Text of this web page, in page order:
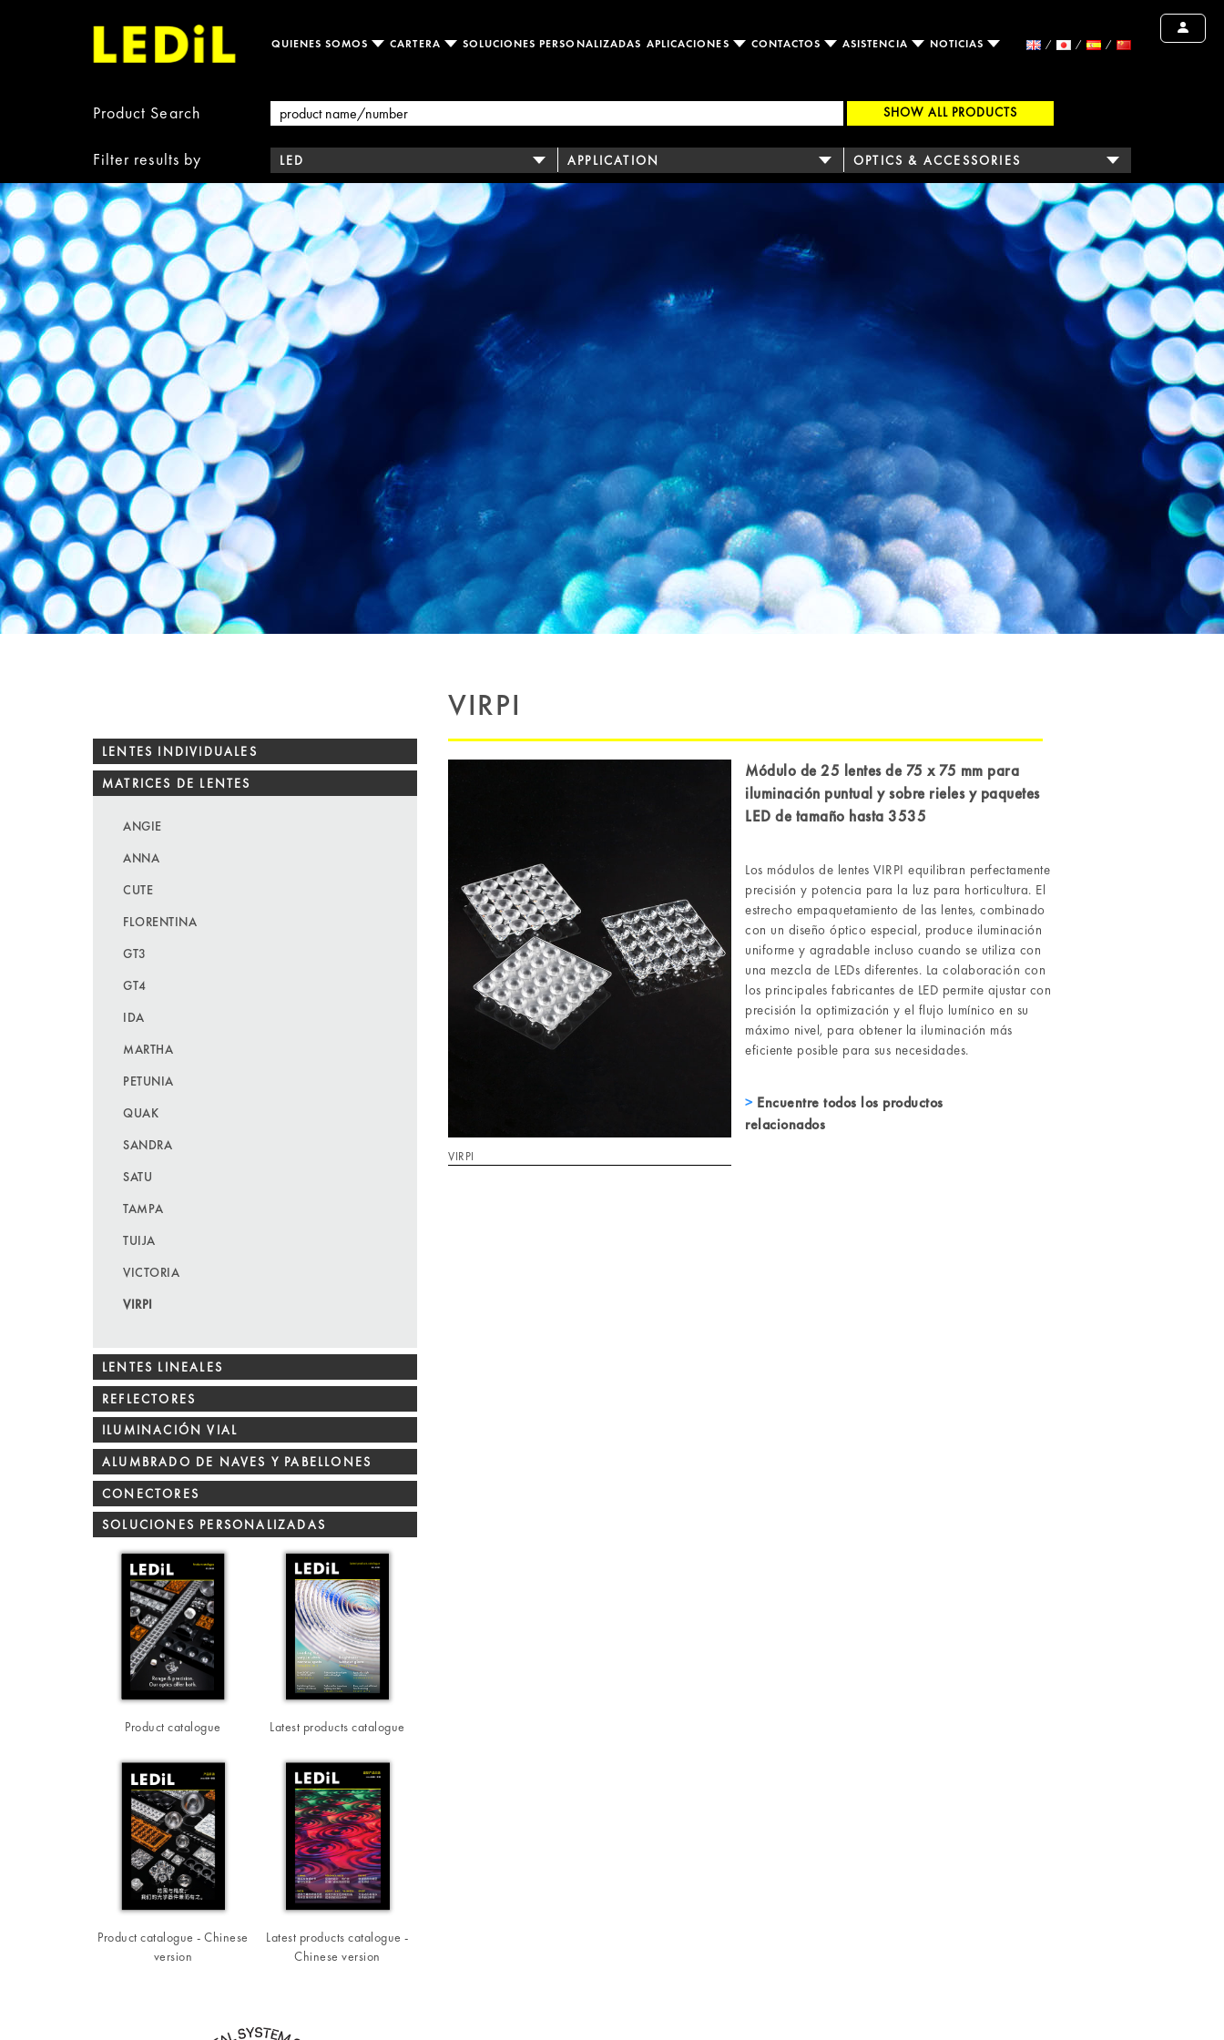
QUIENES SOMOS CARTERA SOLUCIONES PERSONALIZADAS APLICACIONES CONTACTOS ASISTENCIA NOTICIAS
Product Search SHOW ALL PRODUCTS
Filter results by LED APPLICATION OPTICS & ACCESSORIES
LENTES INDIVIDUALES
MATRICES DE LENTES
ANGIE
ANNA
CUTE
FLORENTINA
GT3
GT4
IDA
MARTHA
PETUNIA
QUAK
SANDRA
SATU
TAMPA
TUIJA
VICTORIA
VIRPI
LENTES LINEALES
REFLECTORES
ILUMINACIÓN VIAL
ALUMBRADO DE NAVES Y PABELLONES
CONECTORES
SOLUCIONES PERSONALIZADAS
Product catalogue Latest products catalogue
Product catalogue - Chinese
version
Latest products catalogue -
Chinese version
VIRPI
VIRPI
Módulo de 25 lentes de 75 x 75 mm para
iluminación puntual y sobre rieles y paquetes
LED de tamaño hasta 3535
Los módulos de lentes VIRPI equilibran perfectamente
precisión y potencia para la luz para horticultura. El
estrecho empaquetamiento de las lentes, combinado
con un diseño óptico especial, produce iluminación
uniforme y agradable incluso cuando se utiliza con
una mezcla de LEDs diferentes. La colaboración con
los principales fabricantes de LED permite ajustar con
precisión la optimización y el flujo lumínico en su
máximo nivel, para obtener la iluminación más
eficiente posible para sus necesidades.
Encuentre todos los productos
relacionados